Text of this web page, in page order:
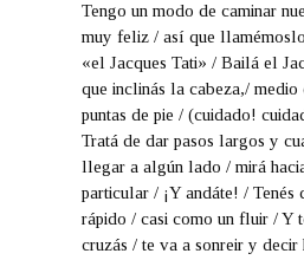
Tengo un modo de caminar
muy feliz / así que
«el Jacques Tati» / Bailá el
que inclinás la cabeza,/ medio
puntas de pie / (cuidado!
Tratá de dar pasos largos y
llegar a algún lado / mirá
particular / ¡Y andáte! / Tenés
rápido / casi como un fluir / Y
cruzás / te va a sonreir y decir